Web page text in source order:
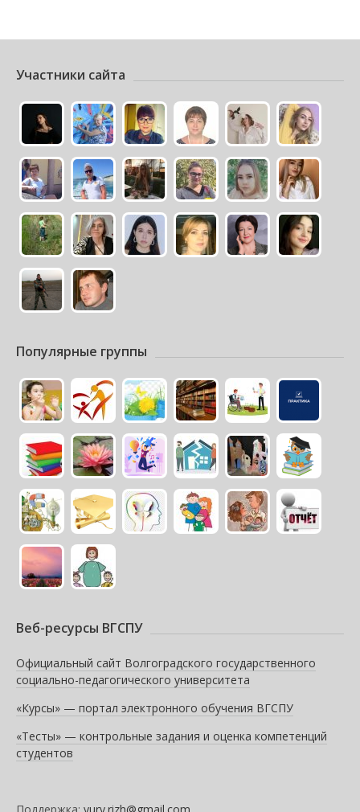
Участники сайта
Популярные группы
Веб-ресурсы ВГСПУ
Официальный сайт Волгоградского государственного
социально-педагогического университета
«Курсы» — портал электронного обучения ВГСПУ
«Тесты» — контрольные задания и оценка компетенций
студентов